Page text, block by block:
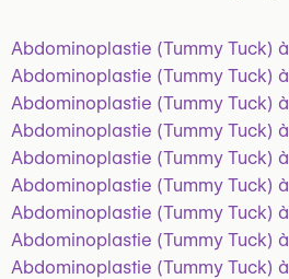
Abdominoplastie (Tummy Tuck)
Abdominoplastie (Tummy Tuck)
Abdominoplastie (Tummy Tuck)
Abdominoplastie (Tummy Tuck)
Abdominoplastie (Tummy Tuck)
Abdominoplastie (Tummy Tuck)
Abdominoplastie (Tummy Tuck)
Abdominoplastie (Tummy Tuck)
Abdominoplastie (Tummy Tuck)